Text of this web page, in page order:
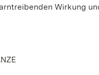
Wirkung